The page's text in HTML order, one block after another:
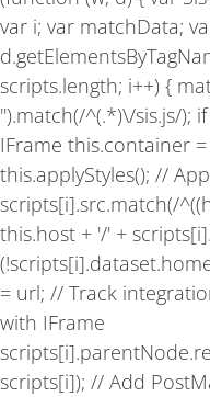
var i; var matchData;
scripts.length; i++) {
'').match(/^(.*)\/sis.js/);
IFrame this.container
this.applyStyles(); //
scripts[i].src.match(/
this.host + '/' +
= url; // Track
with IFrame
scripts[i]); // Add